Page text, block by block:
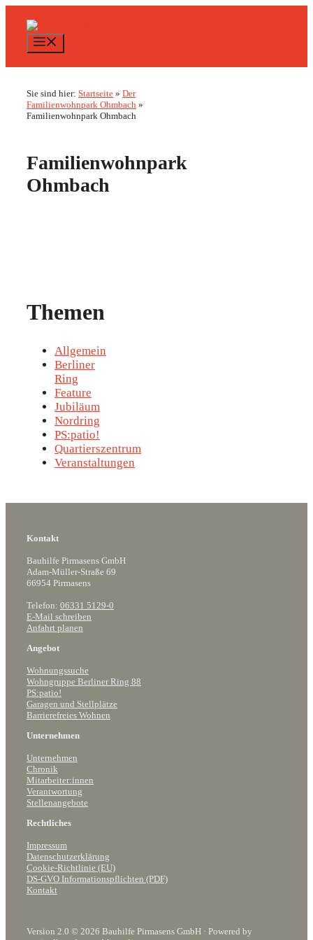
Inhalt
springen
Sie sind hier: Startseite » Der
Familienwohnpark Ohmbach »
Familienwohnpark Ohmbach
Familienwohnpark
Ohmbach
Themen
Allgemein
Berliner
Ring
Feature
Jubiläum
Nordring
PS:patio!
Quartierszentrum
Veranstaltungen
Kontakt
Bauhilfe Pirmasens GmbH
Adam-Müller-Straße 69
66954 Pirmasens
Telefon: 06331 5129-0
E-Mail schreiben
Anfahrt planen
Angebot
Wohnungssuche
Wohngruppe Berliner Ring 88
PS:patio!
Garagen und Stellplätze
Barrierefreies Wohnen
Unternehmen
Unternehmen
Chronik
Mitarbeiter:innen
Verantwortung
Stellenangebote
Rechtliches
Impressum
Datenschutzerklärung
Cookie-Richtlinie (EU)
DS-GVO Informationspflichten (PDF)
Kontakt
Version 2.0 © 2026 Bauhilfe Pirmasens GmbH · Powered by